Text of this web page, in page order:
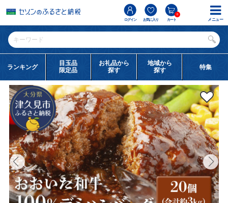
ログイン お気に入り カート
0
ランキング
目玉品
限定品
お礼品から
探す
地域から
探す
特集
メニュー